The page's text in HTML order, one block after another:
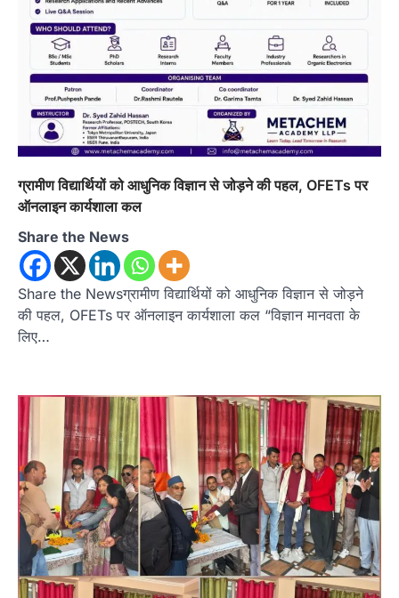
ग्रामीण विद्यार्थियों को आधुनिक विज्ञान से जोड़ने की पहल, OFETs पर
ऑनलाइन कार्यशाला कल
Share the News
Share the Newsग्रामीण विद्यार्थियों को आधुनिक विज्ञान से जोड़ने
की पहल, OFETs पर ऑनलाइन कार्यशाला कल “विज्ञान मानवता के
लिए…
2
Admin August 8, 2026
हल्द्वानी में आयोजित विजय शंखनाद रैली को संबोधित करते
हुए कांग्रेस के राष्ट्रीय अध्यक्ष मल्लिकार्जुन…
उत्तराखण्ड कुमाऊं ख़बरें नैनीताल
खड़गे की रैली से पहले हल्द्वानी में सियासी
घमासान, एसएसपी कार्यालय में धरने पर बैठे
कांग्रेस नेता
Admin August 8, 2026
कांग्रेस कार्यकर्ताओं की बसें रोकने का आरोप, एसएसपी